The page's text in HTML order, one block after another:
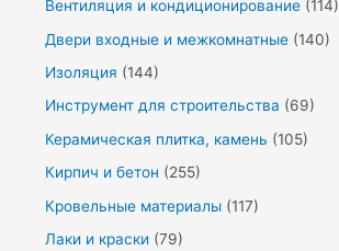
Вентиляция и кондиционирование (114)
Двери входные и межкомнатные (140)
Изоляция (144)
Инструмент для строительства (69)
Керамическая плитка, камень (105)
Кирпич и бетон (255)
Кровельные материалы (117)
Лаки и краски (79)